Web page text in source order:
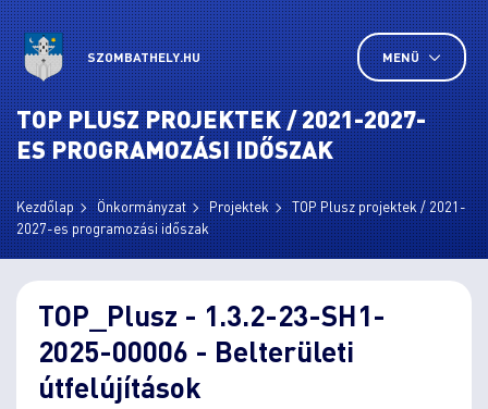
SZOMBATHELY.HU MENÜ
TOP PLUSZ PROJEKTEK / 2021-2027-
ES PROGRAMOZÁSI IDŐSZAK
Kezdőlap Önkormányzat Projektek
TOP Plusz projektek / 2021-
2027-es programozási időszak
TOP_Plusz - 1.3.2-23-SH1-
2025-00006 - Belterületi
útfelújítások